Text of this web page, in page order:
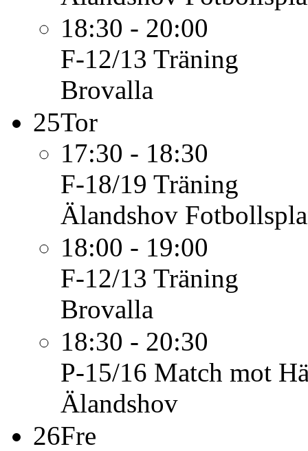
18:30 - 20:00
F-12/13 Träning
Brovalla
25Tor
17:30 - 18:30
F-18/19 Träning
Älandshov
18:00 - 19:00
F-12/13 Träning
Brovalla
18:30 - 20:30
P-15/16 Match mot
Älandshov
26Fre